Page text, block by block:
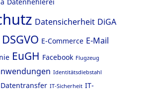
Datensicherheit DiGA
DSGVO E-Commerce E-Mail
EuGH Facebook Flugzeug
Identitätsdiebstahl
IT-Sicherheit IT-